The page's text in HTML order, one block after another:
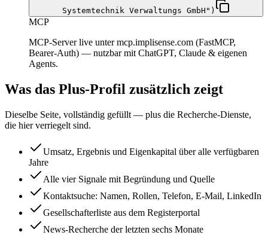
Systemtechnik Verwaltungs GmbH")
MCP
MCP-Server live unter mcp.implisense.com (FastMCP,
Bearer-Auth) — nutzbar mit ChatGPT, Claude & eigenen
Agents.
Was das Plus-Profil zusätzlich zeigt
Dieselbe Seite, vollständig gefüllt — plus die Recherche-Dienste,
die hier verriegelt sind.
Umsatz, Ergebnis und Eigenkapital über alle verfügbaren
Jahre
Alle vier Signale mit Begründung und Quelle
Kontaktsuche: Namen, Rollen, Telefon, E-Mail, LinkedIn
Gesellschafterliste aus dem Registerportal
News-Recherche der letzten sechs Monate